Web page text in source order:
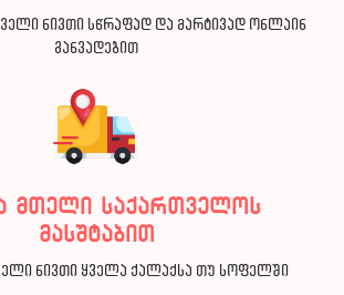
ნივთი სწრაფად და მარტივად ონლაინ
განვადებით
მთელი საქართველოს
მასშტაბით
ნივთი ყველა ქალაქსა თუ სოფელში